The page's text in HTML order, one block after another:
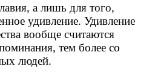
а лишь для того,
удивление. Удивление
вообще считаются
тем более со
людей.